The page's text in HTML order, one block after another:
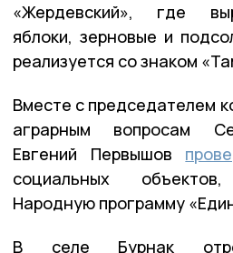
«Жердевский», где
яблоки, зерновые и
реализуется со знаком
Вместе с председателем
аграрным вопросам
Евгений Первышов
социальных
Народную программу
В селе Бурнак